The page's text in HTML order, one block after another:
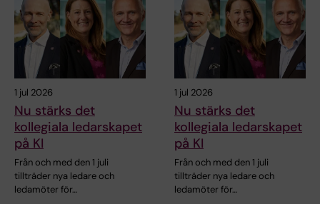
1 jul 2026
Nu stärks det
kollegiala ledarskapet
på KI
Från och med den 1 juli
tillträder nya ledare och
ledamöter för…
1 jul 2026
Nu stärks det
kollegiala ledarskapet
på KI
Från och med den 1 juli
tillträder nya ledare och
ledamöter för…